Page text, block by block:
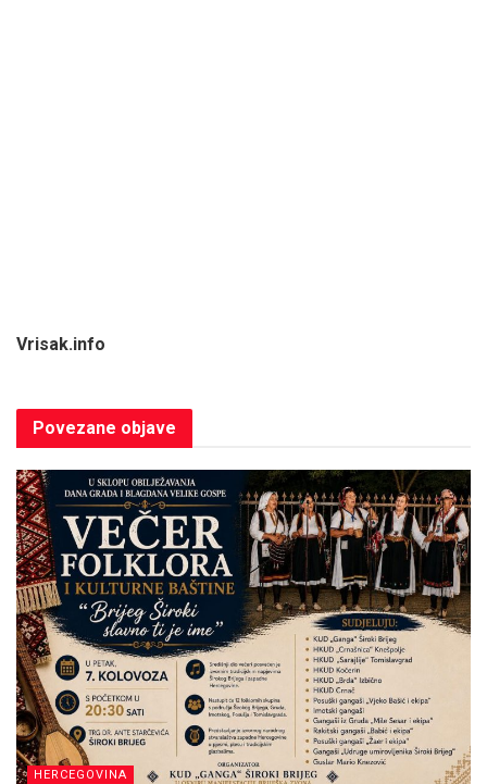
Vrisak.info
Povezane objave
HERCEGOVINA